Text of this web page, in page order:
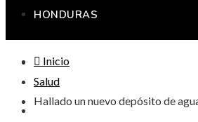
HONDURAS
RESPONSABILIDAD SOCIAL
CIENCIA Y TECNOLOGÍA
Inicio
Salud
Hallado un nuevo depósito de